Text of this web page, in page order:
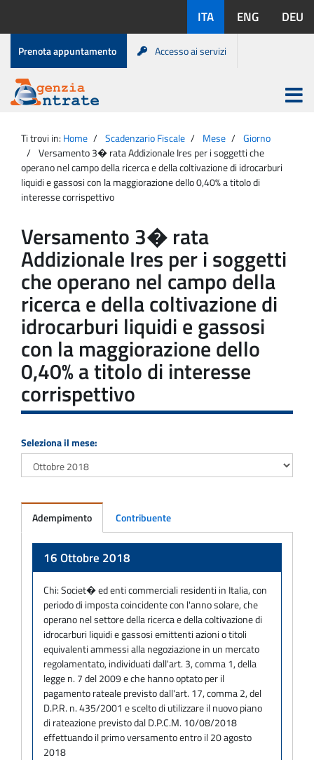
contenuto
disponibili:
ITA ENG DEU
Menu
di
servizio
Prenota appuntamento Accesso ai servizi
Agenzia
Entrate
Apri
menu
principale
Ti trovi in: Home Scadenzario Fiscale Mese
Giorno
Versamento 3� rata Addizionale Ires per i soggetti che
operano nel campo della ricerca e della coltivazione di idrocarburi
liquidi e gassosi con la maggiorazione dello 0,40% a titolo di
interesse corrispettivo
Versamento 3� rata
Addizionale Ires per i soggetti
che operano nel campo della
ricerca e della coltivazione di
idrocarburi liquidi e gassosi
con la maggiorazione dello
0,40% a titolo di interesse
corrispettivo
Seleziona il mese:
Adempimento Contribuente
16 Ottobre 2018
Chi:Societ� ed enti commerciali residenti in Italia, con
periodo di imposta coincidente con l'anno solare, che
operano nel settore della ricerca e della coltivazione di
idrocarburi liquidi e gassosi emittenti azioni o titoli
equivalenti ammessi alla negoziazione in un mercato
regolamentato, individuati dall'art. 3, comma 1, della
legge n. 7 del 2009 e che hanno optato per il
pagamento rateale previsto dall'art. 17, comma 2, del
D.P.R. n. 435/2001 e scelto di utilizzare il nuovo piano
di rateazione previsto dal D.P.C.M. 10/08/2018
effettuando il primo versamento entro il 20 agosto
2018